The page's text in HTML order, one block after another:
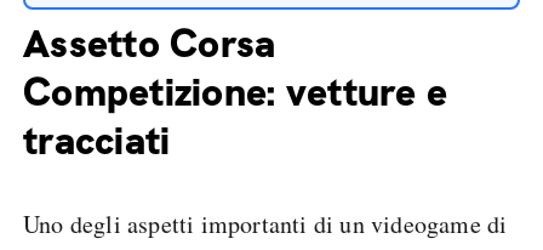
Assetto Corsa
Competizione: vetture e
tracciati
Uno degli aspetti importanti di un videogame di